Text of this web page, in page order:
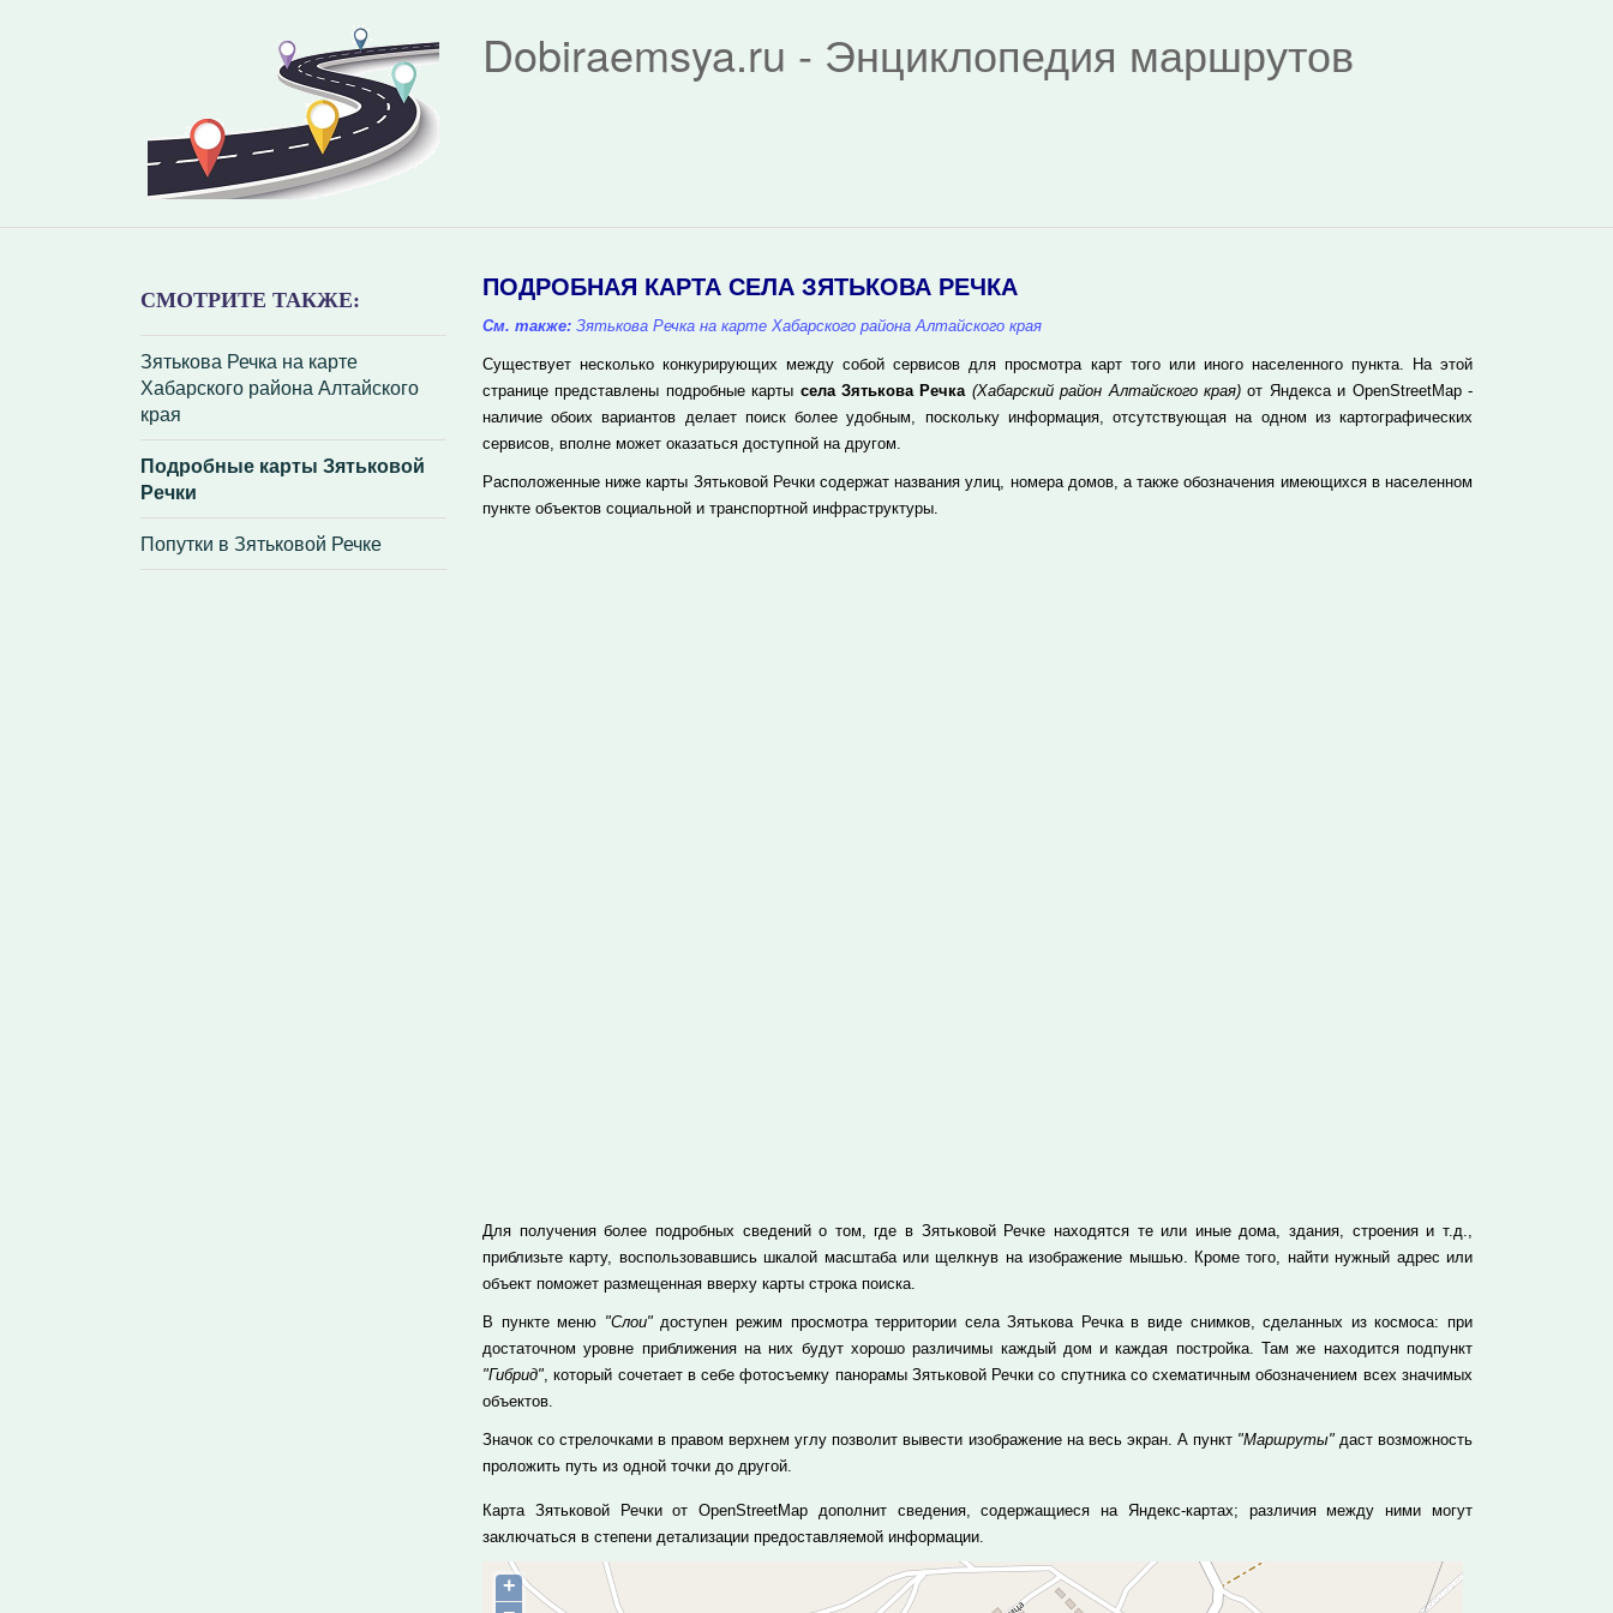
Dobiraemsya.ru - Энциклопедия маршрутов
СМОТРИТЕ ТАКЖЕ:
Зятькова Речка на карте
Хабарского района Алтайского
края
Подробные карты Зятьковой
Речки
Попутки в Зятьковой Речке
ПОДРОБНАЯ КАРТА СЕЛА ЗЯТЬКОВА РЕЧКА
См. также: Зятькова Речка на карте Хабарского района Алтайского края
Существует несколько конкурирующих между собой сервисов для просмотра карт того или иного населенного пункта. На этой
странице представлены подробные карты села Зятькова Речка(Хабарский район Алтайского края) от Яндекса и OpenStreetMap -
наличие обоих вариантов делает поиск более удобным, поскольку информация, отсутствующая на одном из картографических
сервисов, вполне может оказаться доступной на другом.
Расположенные ниже карты Зятьковой Речки содержат названия улиц, номера домов, а также обозначения имеющихся в населенном
пункте объектов социальной и транспортной инфраструктуры.
Для получения более подробных сведений о том, где в Зятьковой Речке находятся те или иные дома, здания, строения и т.д.,
приблизьте карту, воспользовавшись шкалой масштаба или щелкнув на изображение мышью. Кроме того, найти нужный адрес или
объект поможет размещенная вверху карты строка поиска.
В пункте меню "Слои"доступен режим просмотра территории села Зятькова Речка в виде снимков, сделанных из космоса: при
достаточном уровне приближения на них будут хорошо различимы каждый дом и каждая постройка. Там же находится подпункт
"Гибрид", который сочетает в себе фотосъемку панорамы Зятьковой Речки со спутника со схематичным обозначением всех значимых
объектов.
Значок со стрелочками в правом верхнем углу позволит вывести изображение на весь экран. А пункт "Маршруты"даст возможность
проложить путь из одной точки до другой.
Карта Зятьковой Речки от OpenStreetMap дополнит сведения, содержащиеся на Яндекс-картах; различия между ними могут
заключаться в степени детализации предоставляемой информации.
+